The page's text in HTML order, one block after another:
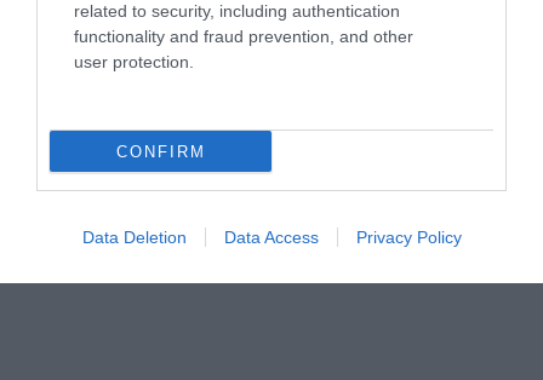
related to security, including authentication
functionality and fraud prevention, and other
user protection.
CONFIRM
Data Deletion Data Access Privacy Policy